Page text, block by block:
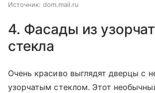
Источник: dom.mail.ru
4. Фасады из
стекла
Очень красиво выглядят дверцы с
узорчатым стеклом. Этот